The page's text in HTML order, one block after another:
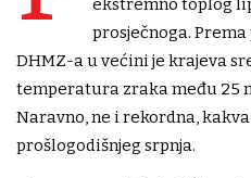
ekstremno toplog
prosječnoga.
DHMZ-a u većini je krajeva
temperatura zraka među 25
Naravno, ne i rekordna,
prošlogodišnjeg srpnja.